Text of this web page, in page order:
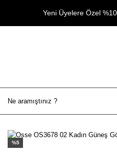
Yeni Üyelere Özel
%5